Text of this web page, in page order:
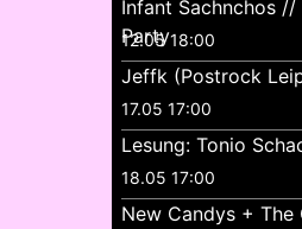
Infant Sachnchos
Party
12.05 18:00
Jeffk (Postrock
17.05 17:00
Lesung: Tonio
18.05 17:00
New Candys +